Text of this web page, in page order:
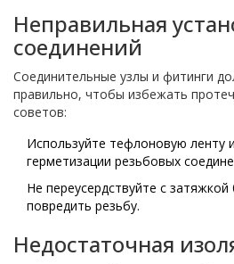
Неправильная
соединений
Соединительные узлы и фитинги
правильно, чтобы избежать
советов:
Используйте тефлоновую ленту
герметизации резьбовых
Не переусердствуйте с
повредить резьбу.
Недостаточная